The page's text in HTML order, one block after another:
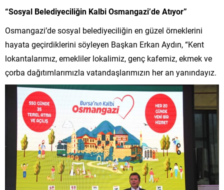
“Sosyal Belediyeciliğin Kalbi Osmangazi’de Atıyor”
Osmangazi’de sosyal belediyeciliğin en güzel örneklerini
hayata geçirdiklerini söyleyen Başkan Erkan Aydın, “Kent
lokantalarımız, emekliler lokalimiz, genç kafemiz, ekmek ve
çorba dağıtımlarımızla vatandaşlarımızın her an yanındayız.